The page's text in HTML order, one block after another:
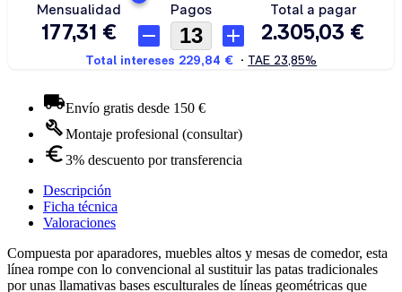
Envío gratis desde 150 €
Montaje profesional (consultar)
3% descuento por transferencia
Descripción
Ficha técnica
Valoraciones
Compuesta por aparadores, muebles altos y mesas de comedor, esta
línea rompe con lo convencional al sustituir las patas tradicionales
por unas llamativas bases esculturales de líneas geométricas que